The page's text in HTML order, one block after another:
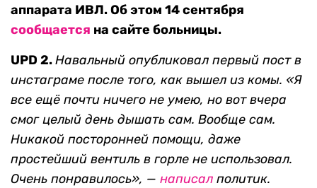
аппарата ИВЛ. Об этом 14 сентября
сообщается на сайте больницы.
UPD 2.Навальный опубликовал первый пост в
инстаграме после того, как вышел из комы. «Я
все ещё почти ничего не умею, но вот вчера
смог целый день дышать сам. Вообще сам.
Никакой посторонней помощи, даже
простейший вентиль в горле не использовал.
Очень понравилось», — написал политик.